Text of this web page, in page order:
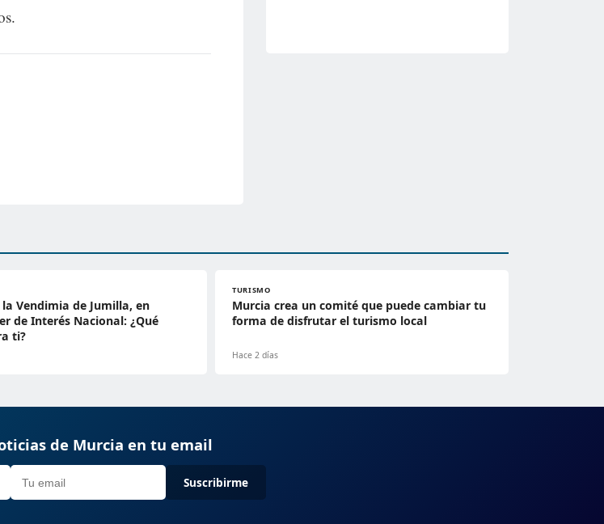
Vendimia de Jumilla, en
de Interés Nacional: ¿Qué
ti?
TURISMO
Murcia crea un comité que puede cambiar tu
forma de disfrutar el turismo local
Hace 2 días
de Murcia en tu email
Suscribirme